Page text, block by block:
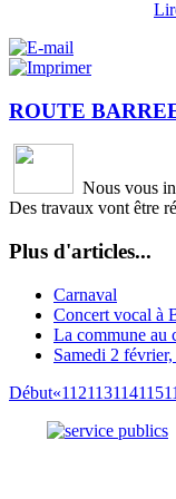
ROUTE
Nous vous
Des travaux vont être
Plus d'articles...
Carnaval
Concert vocal à
La commune au
Samedi 2
Début«112113114115